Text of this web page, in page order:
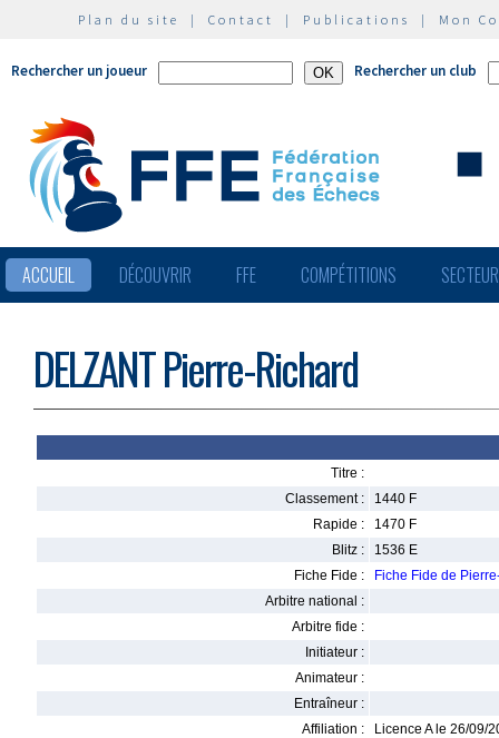
Plan du site | Contact | Publications | Mon
Rechercher un joueur Rechercher un club
ACCUEIL DÉCOUVRIR FFE COMPÉTITIONS
DELZANT Pierre-Richard
Titre :
Classement :
1440 F
Rapide :
1470 F
Blitz :
1536 E
Fiche Fide :
Fiche Fide de
Arbitre national :
Arbitre fide :
Initiateur :
Animateur :
Entraîneur :
Affiliation :
Licence A le 26/09/